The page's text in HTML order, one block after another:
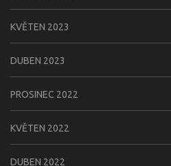
KVĚTEN 2023
DUBEN 2023
PROSINEC 2022
KVĚTEN 2022
DUBEN 2022